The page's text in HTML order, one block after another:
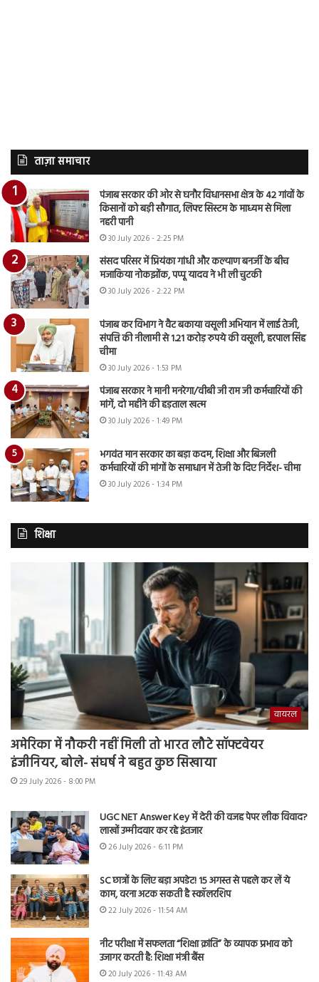
ताज़ा समाचार
पंजाब सरकार की ओर से घनौर विधानसभा क्षेत्र के 42 गांवों के
किसानों को बड़ी सौगात, लिफ्ट सिस्टम के माध्यम से मिला
नहरी पानी
30 July 2026 - 2:25 PM
संसद परिसर में प्रियंका गांधी और कल्याण बनर्जी के बीच
मजाकिया नोकझोंक, पप्पू यादव ने भी ली चुटकी
30 July 2026 - 2:22 PM
पंजाब कर विभाग ने वैट बकाया वसूली अभियान में लाई तेजी,
संपत्ति की नीलामी से 1.21 करोड़ रुपये की वसूली, हरपाल सिंह
चीमा
30 July 2026 - 1:53 PM
पंजाब सरकार ने मानी मनरेगा/वीबी जी राम जी कर्मचारियों की
मांगें, दो महीने की हड़ताल खत्म
30 July 2026 - 1:49 PM
भगवंत मान सरकार का बड़ा कदम, शिक्षा और बिजली
कर्मचारियों की मांगों के समाधान में तेजी के दिए निर्देश- चीमा
30 July 2026 - 1:34 PM
शिक्षा
वायरल
अमेरिका में नौकरी नहीं मिली तो भारत लौटे सॉफ्टवेयर
इंजीनियर, बोले- संघर्ष ने बहुत कुछ सिखाया
29 July 2026 - 8:00 PM
UGC NET Answer Key में देरी की वजह पेपर लीक विवाद?
लाखों उम्मीदवार कर रहे इंतजार
26 July 2026 - 6:11 PM
SC छात्रों के लिए बड़ा अपडेट! 15 अगस्त से पहले कर लें ये
काम, वरना अटक सकती है स्कॉलरशिप
22 July 2026 - 11:54 AM
नीट परीक्षा में सफलता “शिक्षा क्रांति” के व्यापक प्रभाव को
उजागर करती है: शिक्षा मंत्री बैंस
20 July 2026 - 11:43 AM